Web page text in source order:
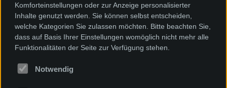
Das Unternehmen
Komforteinstellungen oder zur Anzeige personalisierter
Inhalte genutzt werden. Sie können selbst entscheiden,
welche Kategorien Sie zulassen möchten. Bitte beachten Sie,
dass auf Basis Ihrer Einstellungen womöglich nicht mehr alle
Funktionalitäten der Seite zur Verfügung stehen.
Notwendig